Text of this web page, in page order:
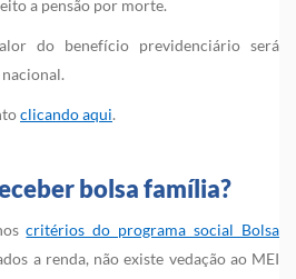
a pensão por morte.
do benefício previdenciário será
clicando aqui.
bolsa família?
critérios do programa social Bolsa
a renda, não existe vedação ao MEI